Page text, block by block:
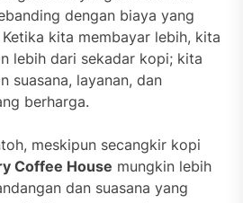
dengan biaya yang
kita membayar lebih, kita
lebih dari sekadar kopi; kita
suasana, layanan, dan
berharga.
meskipun secangkir kopi
Coffee House mungkin lebih
dan suasana yang